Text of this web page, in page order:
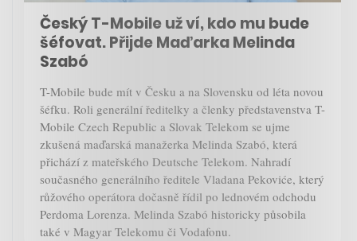
Český T-Mobile už ví, kdo mu bude
šéfovat. Přijde Maďarka Melinda
Szabó
T-Mobile bude mít v Česku a na Slovensku od léta novou
šéfku. Roli generální ředitelky a členky představenstva T-
Mobile Czech Republic a Slovak Telekom se ujme
zkušená maďarská manažerka Melinda Szabó, která
přichází z mateřského Deutsche Telekom. Nahradí
současného generálního ředitele Vladana Pekoviće, který
růžového operátora dočasně řídil po lednovém odchodu
Perdoma Lorenza. Melinda Szabó historicky působila
také v Magyar Telekomu či Vodafonu.